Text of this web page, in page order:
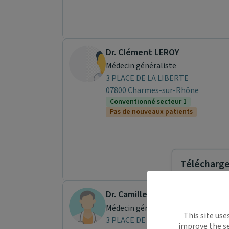
Dr. Clément LEROY
Médecin généraliste
3 PLACE DE LA LIBERTE
07800 Charmes-sur-Rhône
Conventionné secteur 1
Pas de nouveaux patients
Dr. Camille BELLIN
Médecin généraliste
3 PLACE DE LA LIBERTEThis site
improve the